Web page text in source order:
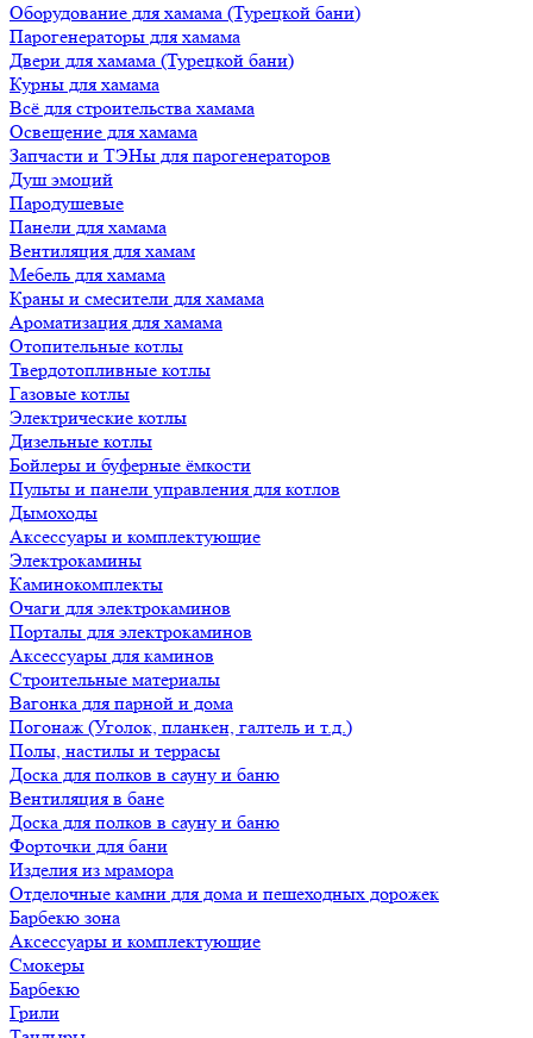
Оборудование для хамама (Турецкой бани)
Парогенераторы для хамама
Двери для хамама (Турецкой бани)
Курны для хамама
Всё для строительства хамама
Освещение для хамама
Запчасти и ТЭНы для парогенераторов
Душ эмоций
Пародушевые
Панели для хамама
Вентиляция для хамам
Мебель для хамама
Краны и смесители для хамама
Ароматизация для хамама
Отопительные котлы
Твердотопливные котлы
Газовые котлы
Электрические котлы
Дизельные котлы
Бойлеры и буферные ёмкости
Пульты и панели управления для котлов
Дымоходы
Аксессуары и комплектующие
Электрокамины
Каминокомплекты
Очаги для электрокаминов
Порталы для электрокаминов
Аксессуары для каминов
Строительные материалы
Вагонка для парной и дома
Погонаж (Уголок, планкен, галтель и т.д.)
Полы, настилы и террасы
Доска для полков в сауну и баню
Вентиляция в бане
Доска для полков в сауну и баню
Форточки для бани
Изделия из мрамора
Отделочные камни для дома и пешеходных дорожек
Барбекю зона
Аксессуары и комплектующие
Смокеры
Барбекю
Грили